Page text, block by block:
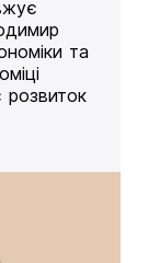
та
розвиток